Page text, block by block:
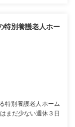
特別養護老人ホー
特別養護老人ホーム
まだ少ない週休３日